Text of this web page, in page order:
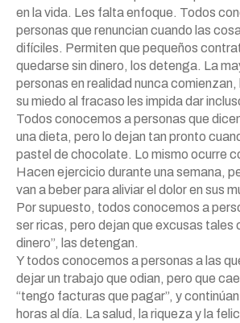
en la vida. Les falta enfoque. Todos
personas que renuncian cuando las
difíciles. Permiten que pequeños
quedarse sin dinero, los detenga. La
personas en realidad nunca comienzan,
su miedo al fracaso les impida dar
Todos conocemos a personas que
una dieta, pero lo dejan tan pronto
pastel de chocolate. Lo mismo ocurre
Hacen ejercicio durante una semana,
van a beber para aliviar el dolor en sus
Por supuesto, todos conocemos a
ser ricas, pero dejan que excusas tales
dinero”, las detengan.
Y todos conocemos a personas a las
dejar un trabajo que odian, pero que
“tengo facturas que pagar”, y
horas al día. La salud, la riqueza y la